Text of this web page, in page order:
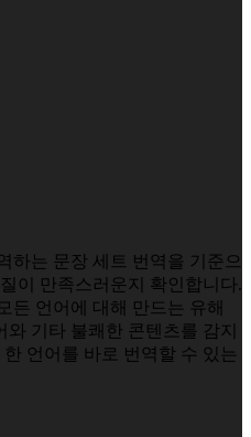
하는 문장 세트 번역을 기준으
이 만족스러운지 확인합니다.
든 언어에 대해 만드는 유해
기타 불쾌한 콘텐츠를 감지
언어를 바로 번역할 수 있는